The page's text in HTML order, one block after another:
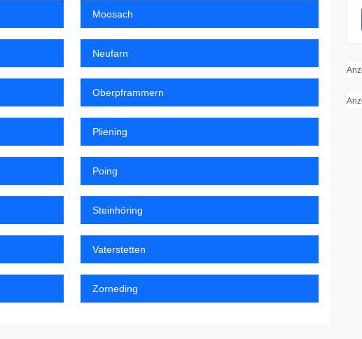
Moosach
Neufarn
Oberpframmern
Pliening
Poing
Steinhöring
Vaterstetten
Zorneding